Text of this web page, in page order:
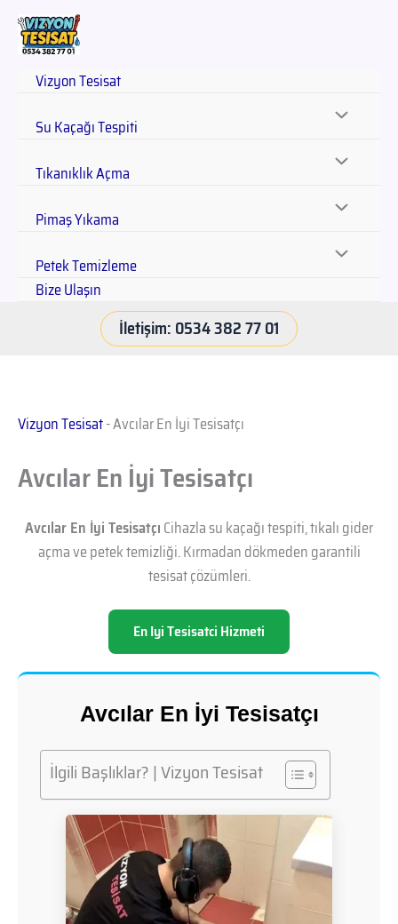
Vizyon Tesisat
Su Kaçağı Tespiti
Tıkanıklık Açma
Pimaş Yıkama
Petek Temizleme
Bize Ulaşın
İletişim: 0534 382 77 01
Vizyon Tesisat-Avcılar En İyi Tesisatçı
Avcılar En İyi Tesisatçı
Avcılar En İyi TesisatçıCihazla su kaçağı tespiti, tıkalı gider
açma ve petek temizliği. Kırmadan dökmeden garantili
tesisat çözümleri.
En Iyi Tesisatci Hizmeti
Avcılar En İyi Tesisatçı
İlgili Başlıklar? | Vizyon Tesisat